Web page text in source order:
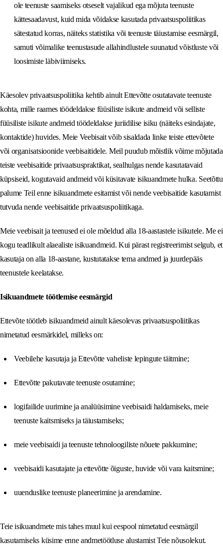
ole teenuste saamiseks otseselt vajalikud ega mõjuta teenuste
kättesaadavust, kuid mida võidakse kasutada privaatsuspoliitikas
sätestatud korras, näiteks statistika või teenuste täiustamise eesmärgil,
samuti võimalike teenustasude allahindlustele suunatud võistluste või
loosimiste läbiviimiseks.
Käesolev privaatsuspoliitika kehtib ainult Ettevõtte osutatavate teenuste
kohta, mille raames töödeldakse füüsiliste isikute andmeid või selliste
füüsiliste isikute andmeid töödeldakse juriidilise isiku (näiteks esindajate,
kontaktide) huvides. Meie Veebisait võib sisaldada linke teiste ettevõtete
või organisatsioonide veebisaitidele. Meil ​​puudub mõistlik võime mõjutada
teiste veebisaitide privaatsuspraktikat, sealhulgas nende kasutatavaid
küpsiseid, kogutavaid andmeid või küsitavate isikuandmete hulka. Seetõttu
palume Teil enne isikuandmete esitamist või nende veebisaitide kasutamist
tutvuda nende veebisaitide privaatsuspoliitikaga.
Meie veebisait ja teenused ei ole mõeldud alla 18-aastastele isikutele. Me ei
kogu teadlikult alaealiste isikuandmeid. Kui pärast registreerimist selgub, et
kasutaja on alla 18-aastane, kustutatakse tema andmed ja juurdepääs
teenustele keelatakse.
Isikuandmete töötlemise eesmärgid
Ettevõte töötleb isikuandmeid ainult käesolevas privaatsuspoliitikas
nimetatud eesmärkidel, milleks on:
Veebilehe kasutaja ja Ettevõtte vaheliste lepingute täitmine;
Ettevõtte pakutavate teenuste osutamine;
logifailide uurimine ja analüüsimine veebisaidi haldamiseks, meie
teenuste kaitsmiseks ja täiustamiseks;
meie veebisaidi ja teenuste tehnoloogiliste nõuete pakkumine;
veebisaidi kasutajate ja ettevõtte õiguste, huvide või vara kaitsmine;
uuenduslike teenuste planeerimine ja arendamine.
Teie isikuandmete mis tahes muul kui eespool nimetatud eesmärgil
kasutamiseks küsime enne andmetöötluse alustamist Teie nõusolekut.